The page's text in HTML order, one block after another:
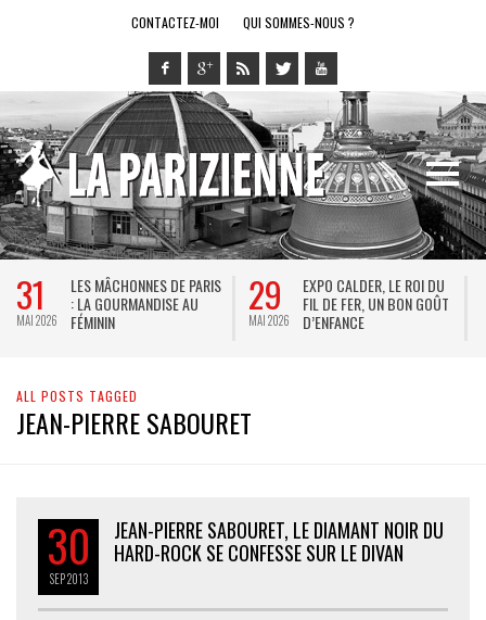
CONTACTEZ-MOI QUI SOMMES-NOUS ?
31
MAI 2026
LES MÂCHONNES DE PARIS
: LA GOURMANDISE AU
FÉMININ
29
MAI 2026
EXPO CALDER, LE ROI DU
FIL DE FER, UN BON GOÛT
D’ENFANCE
ALL POSTS TAGGED
JEAN-PIERRE SABOURET
30
SEP2013
JEAN-PIERRE SABOURET, LE DIAMANT NOIR DU
HARD-ROCK SE CONFESSE SUR LE DIVAN